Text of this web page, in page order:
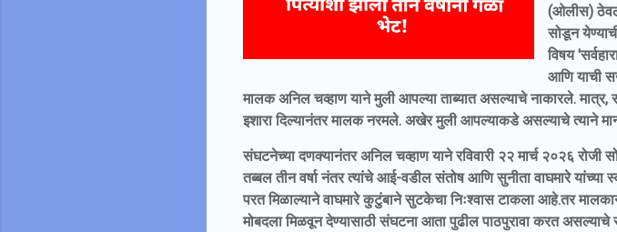
(ओलीस) ठेवले
सोडून
विषय
आणि याची
मालक अनिल चव्हाण याने मुली आपल्या ताब्यात असल्याचे नाकारले.
इशारा दिल्यानंतर मालक नरमले. अखेर मुली आपल्याकडे असल्याचे त्याने
संघटनेच्या दणक्यानंतर अनिल चव्हाण याने रविवारी २२ मार्च २०२६ रोजी
तब्बल तीन वर्षा नंतर त्यांचे आई-वडील संतोष आणि सुनीता वाघमारे
परत मिळाल्याने वाघमारे कुटुंबाने सुटकेचा निःश्वास टाकला आहे.तर
मोबदला मिळवून देण्यासाठी संघटना आता पुढील पाठपुरावा करत